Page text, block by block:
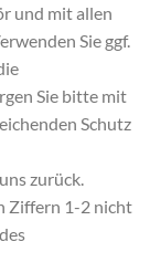
und mit allen
Sie ggf.
Sie bitte mit
Schutz
zurück.
Ziffern 1-2 nicht